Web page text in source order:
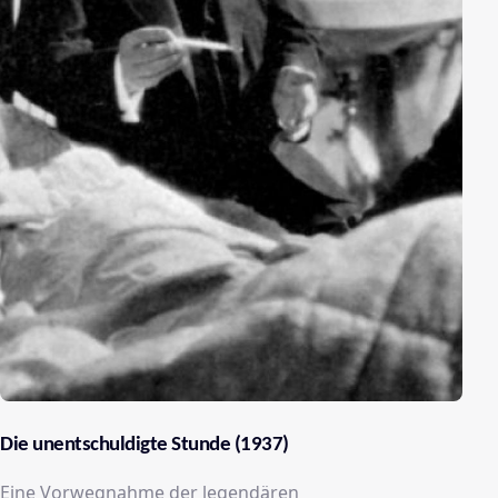
Die unentschuldigte Stunde (1937)
Eine Vorwegnahme der legendären